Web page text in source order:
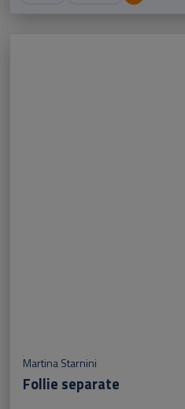
Martina Starnini
Follie separate